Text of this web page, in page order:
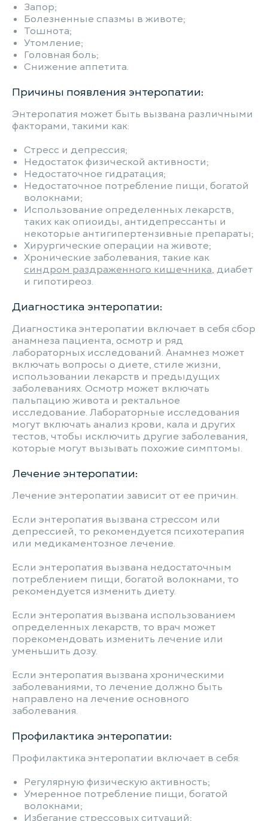
Запор;
Болезненные спазмы в животе;
Тошнота;
Утомление;
Головная боль;
Снижение аппетита.
Причины появления энтеропатии:
Энтеропатия может быть вызвана различными
факторами, такими как:
Стресс и депрессия;
Недостаток физической активности;
Недостаточное гидратация;
Недостаточное потребление пищи, богатой
волокнами;
Использование определенных лекарств,
таких как опиоиды, антидепрессанты и
некоторые антигипертензивные препараты;
Хирургические операции на животе;
Хронические заболевания, такие как
синдром раздраженного кишечника, диабет
и гипотиреоз.
Диагностика энтеропатии:
Диагностика энтеропатии включает в себя сбор
анамнеза пациента, осмотр и ряд
лабораторных исследований. Анамнез может
включать вопросы о диете, стиле жизни,
использовании лекарств и предыдущих
заболеваниях. Осмотр может включать
пальпацию живота и ректальное
исследование. Лабораторные исследования
могут включать анализ крови, кала и других
тестов, чтобы исключить другие заболевания,
которые могут вызывать похожие симптомы.
Лечение энтеропатии:
Лечение энтеропатии зависит от ее причин.
Если энтеропатия вызвана стрессом или
депрессией, то рекомендуется психотерапия
или медикаментозное лечение.
Если энтеропатия вызвана недостаточным
потреблением пищи, богатой волокнами, то
рекомендуется изменить диету.
Если энтеропатия вызвана использованием
определенных лекарств, то врач может
порекомендовать изменить лечение или
уменьшить дозу.
Если энтеропатия вызвана хроническими
заболеваниями, то лечение должно быть
направлено на лечение основного
заболевания.
Профилактика энтеропатии:
Профилактика энтеропатии включает в себя:
Регулярную физическую активность;
Умеренное потребление пищи, богатой
волокнами;
Избегание стрессовых ситуаций;